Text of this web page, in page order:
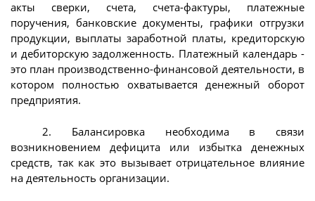
акты сверки, счета, счета-фактуры, платежные
поручения, банковские документы, графики отгрузки
продукции, выплаты заработной платы, кредиторскую
и дебиторскую задолженность. Платежный календарь -
это план производственно-финансовой деятельности, в
котором полностью охватывается денежный оборот
предприятия.
2. Балансировка необходима в связи
возникновением дефицита или избытка денежных
средств, так как это вызывает отрицательное влияние
на деятельность организации.